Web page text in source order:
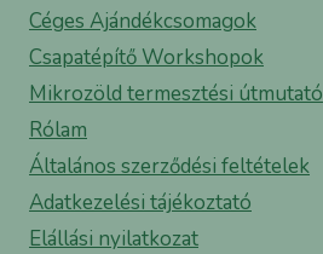
Céges Ajándékcsomagok
Csapatépítő Workshopok
Mikrozöld termesztési útmutató
Rólam
Általános szerződési feltételek
Adatkezelési tájékoztató
Elállási nyilatkozat